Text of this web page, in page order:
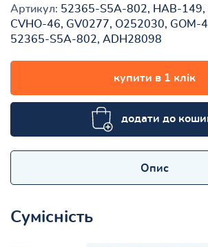
Артикул: 52365-S5A-802, HAB-
CVHO-46, GV0277, O252030, GOM-
52365-S5A-802, ADH28098
купити в 1 клік
додати до
Опис
Сумісність